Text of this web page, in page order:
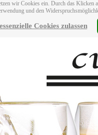
wir Cookies ein. Durch das
und den
Cookies zulassen